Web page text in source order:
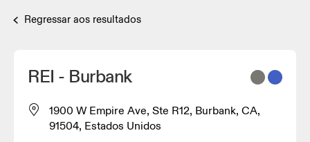
Regressar aos resultados
REI - Burbank
1900 W Empire Ave, Ste R12, Burbank, CA,
91504, Estados Unidos